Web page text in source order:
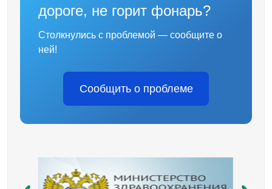
дороге, не горит фонарь?
Столкнулись с проблемой — сообщите о
ней!
Сообщить о проблеме